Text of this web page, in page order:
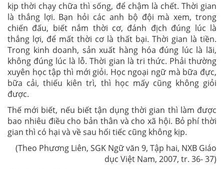
kịp thời chạy chữa thì sống, để chậm là chết. Thời gian
là thắng lợi. Bạn hỏi các anh bộ đội mà xem, trong
chiến đấu, biết nắm thời cơ, đánh địch đúng lúc là
thắng lợi, để mất thời cơ là thất bại. Thời gian là tiền.
Trong kinh doanh, sản xuất hàng hóa đúng lúc là lãi,
không đúng lúc là lỗ. Thời gian là tri thức. Phải thường
xuyên học tập thì mới giỏi. Học ngoại ngữ mà bữa đực,
bữa cải, thiếu kiên trì, thì học mấy cũng không giỏi
được.
Thế mới biết, nếu biết tận dụng thời gian thì làm được
bao nhiêu điều cho bản thân và cho xã hội. Bỏ phí thời
gian thì có hại và về sau hối tiếc cũng không kịp.
(Theo Phương Liên, SGK Ngữ văn 9, Tập hai, NXB Giáo
dục Việt Nam, 2007, tr. 36- 37)